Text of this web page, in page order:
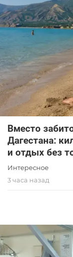
Вместо
Дагестана:
и отдых без
Интересное
3 часа назад